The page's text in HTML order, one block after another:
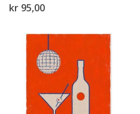
kr 95,00